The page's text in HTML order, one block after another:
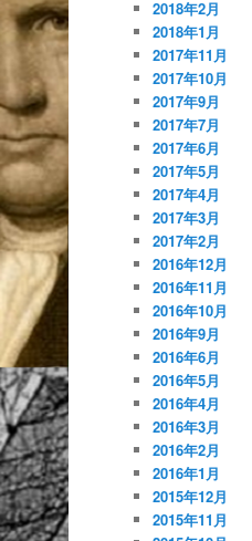
2018年2月
2018年1月
2017年11月
2017年10月
2017年9月
2017年7月
2017年6月
2017年5月
2017年4月
2017年3月
2017年2月
2016年12月
2016年11月
2016年10月
2016年9月
2016年6月
2016年5月
2016年4月
2016年3月
2016年2月
2016年1月
2015年12月
2015年11月